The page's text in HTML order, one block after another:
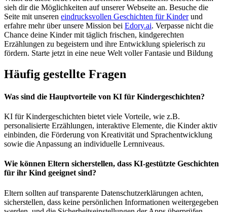
sieh dir die Möglichkeiten auf unserer Webseite an. Besuche die
Seite mit unseren eindrucksvollen Geschichten für Kinderund
erfahre mehr über unsere Mission bei Edory.ai. Verpasse nicht die
Chance deine Kinder mit täglich frischen, kindgerechten
Erzählungen zu begeistern und ihre Entwicklung spielerisch zu
fördern. Starte jetzt in eine neue Welt voller Fantasie und Bildung
Häufig gestellte Fragen
Was sind die Hauptvorteile von KI für Kindergeschichten?
KI für Kindergeschichten bietet viele Vorteile, wie z.B.
personalisierte Erzählungen, interaktive Elemente, die Kinder aktiv
einbinden, die Förderung von Kreativität und Sprachentwicklung
sowie die Anpassung an individuelle Lernniveaus.
Wie können Eltern sicherstellen, dass KI-gestützte Geschichten
für ihr Kind geeignet sind?
Eltern sollten auf transparente Datenschutzerklärungen achten,
sicherstellen, dass keine persönlichen Informationen weitergegeben